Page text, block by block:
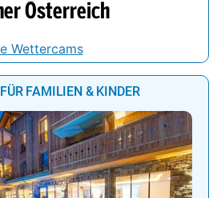
Österreich
Wettercams
FAMILIEN & KINDER